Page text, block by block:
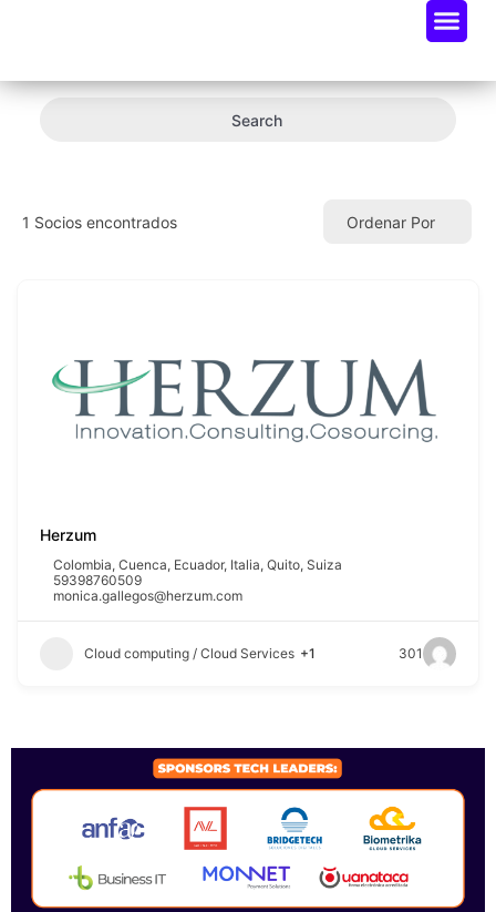
Search
1 Socios encontrados Ordenar Por
Herzum
Colombia, Cuenca, Ecuador, Italia, Quito, Suiza
59398760509
monica.gallegos@herzum.com
Cloud computing / Cloud Services +1 301